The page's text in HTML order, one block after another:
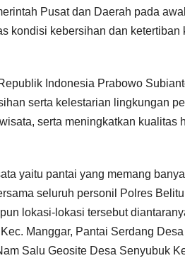
Pusat dan Daerah pada
kondisi kebersihan dan ketertiban
Indonesia Prabowo
serta kelestarian lingkungan
serta meningkatkan kualitas
yaitu pantai yang memang
seluruh personil Polres
lokasi-lokasi tersebut
Manggar, Pantai Serdang
Salu Geosite Desa Senyubuk